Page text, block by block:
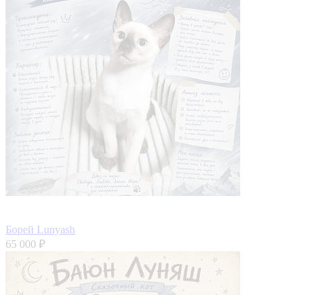
Борей Lunyash
65 000 ₽